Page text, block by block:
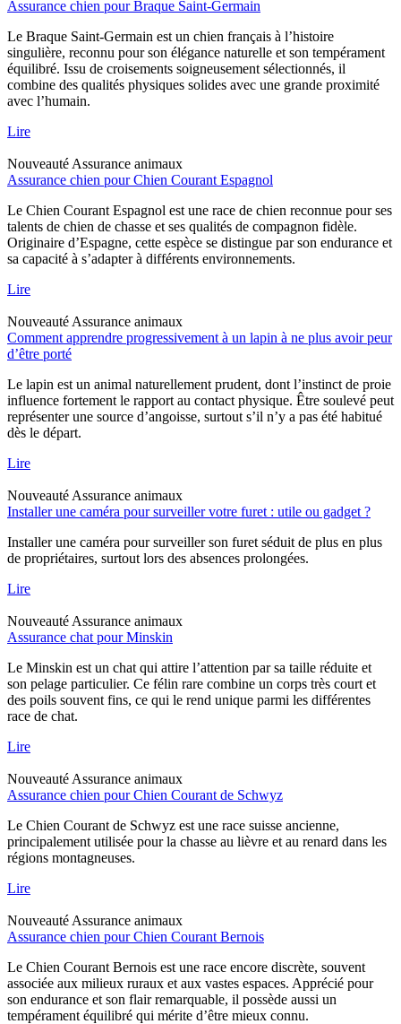
Assurance chien pour Braque Saint-Germain
Le Braque Saint-Germain est un chien français à l’histoire
singulière, reconnu pour son élégance naturelle et son tempérament
équilibré. Issu de croisements soigneusement sélectionnés, il
combine des qualités physiques solides avec une grande proximité
avec l’humain.
Lire
Nouveauté Assurance animaux
Assurance chien pour Chien Courant Espagnol
Le Chien Courant Espagnol est une race de chien reconnue pour ses
talents de chien de chasse et ses qualités de compagnon fidèle.
Originaire d’Espagne, cette espèce se distingue par son endurance et
sa capacité à s’adapter à différents environnements.
Lire
Nouveauté Assurance animaux
Comment apprendre progressivement à un lapin à ne plus avoir peur
d’être porté
Le lapin est un animal naturellement prudent, dont l’instinct de proie
influence fortement le rapport au contact physique. Être soulevé peut
représenter une source d’angoisse, surtout s’il n’y a pas été habitué
dès le départ.
Lire
Nouveauté Assurance animaux
Installer une caméra pour surveiller votre furet : utile ou gadget ?
Installer une caméra pour surveiller son furet séduit de plus en plus
de propriétaires, surtout lors des absences prolongées.
Lire
Nouveauté Assurance animaux
Assurance chat pour Minskin
Le Minskin est un chat qui attire l’attention par sa taille réduite et
son pelage particulier. Ce félin rare combine un corps très court et
des poils souvent fins, ce qui le rend unique parmi les différentes
race de chat.
Lire
Nouveauté Assurance animaux
Assurance chien pour Chien Courant de Schwyz
Le Chien Courant de Schwyz est une race suisse ancienne,
principalement utilisée pour la chasse au lièvre et au renard dans les
régions montagneuses.
Lire
Nouveauté Assurance animaux
Assurance chien pour Chien Courant Bernois
Le Chien Courant Bernois est une race encore discrète, souvent
associée aux milieux ruraux et aux vastes espaces. Apprécié pour
son endurance et son flair remarquable, il possède aussi un
tempérament équilibré qui mérite d’être mieux connu.